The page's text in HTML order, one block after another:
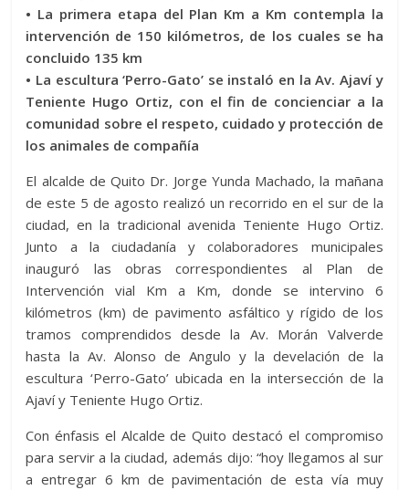
• La primera etapa del Plan Km a Km contempla la
intervención de 150 kilómetros, de los cuales se ha
concluido 135 km
• La escultura ‘Perro-Gato’ se instaló en la Av. Ajaví y
Teniente Hugo Ortiz, con el fin de concienciar a la
comunidad sobre el respeto, cuidado y protección de
los animales de compañía
El alcalde de Quito Dr. Jorge Yunda Machado, la mañana
de este 5 de agosto realizó un recorrido en el sur de la
ciudad, en la tradicional avenida Teniente Hugo Ortiz.
Junto a la ciudadanía y colaboradores municipales
inauguró las obras correspondientes al Plan de
Intervención vial Km a Km, donde se intervino 6
kilómetros (km) de pavimento asfáltico y rígido de los
tramos comprendidos desde la Av. Morán Valverde
hasta la Av. Alonso de Angulo y la develación de la
escultura ‘Perro-Gato’ ubicada en la intersección de la
Ajaví y Teniente Hugo Ortiz.
Con énfasis el Alcalde de Quito destacó el compromiso
para servir a la ciudad, además dijo: “hoy llegamos al sur
a entregar 6 km de pavimentación de esta vía muy